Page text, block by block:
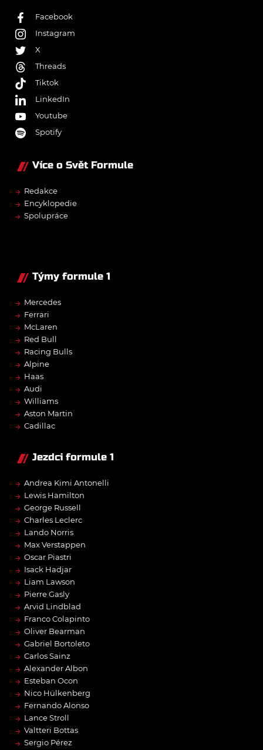
Facebook
Instagram
X
Threads
Tiktok
LinkedIn
Youtube
Spotify
Více o Svět Formule
→ Redakce
→ Encyklopedie
→ Spolupráce
Týmy formule 1
→ Mercedes
→ Ferrari
→ McLaren
→ Red Bull
→ Racing Bulls
→ Alpine
→ Haas
→ Audi
→ Williams
→ Aston Martin
→ Cadillac
Jezdci formule 1
→ Andrea Kimi Antonelli
→ Lewis Hamilton
→ George Russell
→ Charles Leclerc
→ Lando Norris
→ Max Verstappen
→ Oscar Piastri
→ Isack Hadjar
→ Liam Lawson
→ Pierre Gasly
→ Arvid Lindblad
→ Franco Colapinto
→ Oliver Bearman
→ Gabriel Bortoleto
→ Carlos Sainz
→ Alexander Albon
→ Esteban Ocon
→ Nico Hülkenberg
→ Fernando Alonso
→ Lance Stroll
→ Valtteri Bottas
→ Sergio Pérez